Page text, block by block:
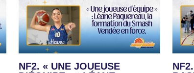
NF2. « UNE JOUEUSE